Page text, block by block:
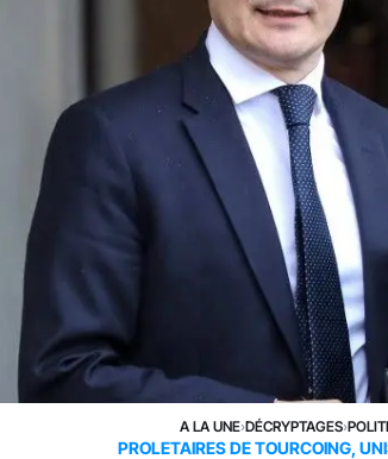
A LA UNE›DÉCRYPTAGES›
PROLETAIRES DE TOURCOING,